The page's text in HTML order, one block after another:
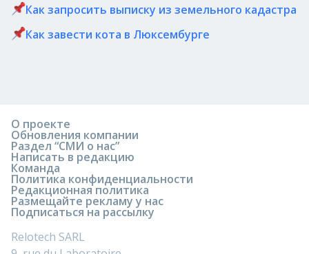
Как запросить выписку из земельного кадастра
Как завести кота в Люксембурге
О проекте
Обновления компании
Раздел “СМИ о нас”
Написать в редакцию
Команда
Политика конфиденциальности
Редакционная политика
Размещайте рекламу у нас
Подписаться на рассылку
Relotech SARL